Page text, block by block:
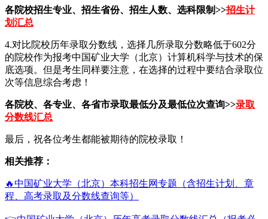
各院校招生专业、招生省份、招生人数、选科限制>>招生计
划汇总
4.对比院校历年录取分数线，选择几所录取分数略低于602分
的院校作为报考中国矿业大学（北京）计算机科学与技术的保
底选项。但是考生同样要注意，在选择的过程中要结合录取位
次等信息综合考虑！
各院校、各专业、各省市录取最低分及最低位次查询>>录取
分数线汇总
最后，祝各位考生都能被期待的院校录取！
相关推荐：
🔥中国矿业大学（北京）本科招生网专题（含招生计划、章
程、高考录取及分数线查询等）